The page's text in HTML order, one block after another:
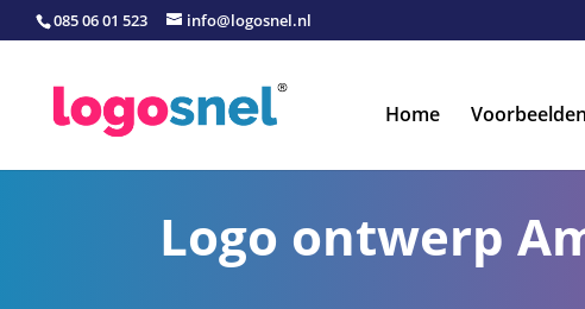
085 06 01 523 info@logosnel.nl
Home Voorbeelden
Logo ontwerp